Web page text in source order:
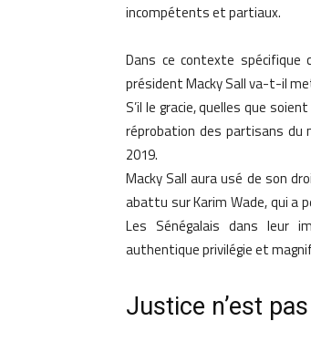
incompétents et partiaux.
Dans ce contexte spécifique
président Macky Sall va-t-il
S’il le gracie, quelles que
réprobation des partisans du
2019.
Macky Sall aura usé de son
abattu sur Karim Wade, qui a
Les Sénégalais dans leur
authentique privilégie et
Justice n’est